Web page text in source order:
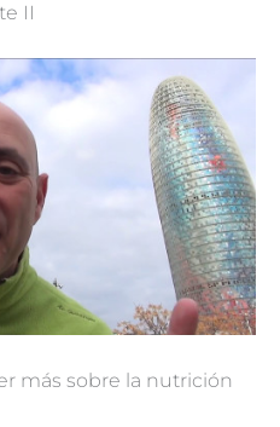
II
más sobre la nutrición